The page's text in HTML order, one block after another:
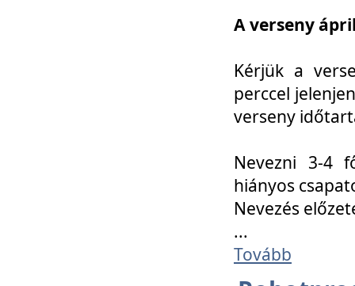
A verseny
Kérjük a
perccel
verseny
Nevezni 3-4
hiányos
Nevezés
...
Tovább